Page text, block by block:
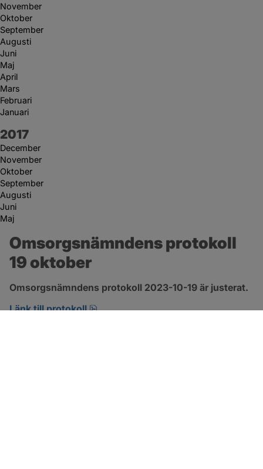
November
Oktober
September
Augusti
Juni
Maj
April
Mars
Februari
Januari
År:
2017
December
November
Oktober
September
Augusti
Juni
Maj
Omsorgsnämndens protokoll
19 oktober
Omsorgsnämndens protokoll 2023-10-19 är justerat.
Länk till protokoll
pdf, 360.6 kB, öppnas i nytt fönster.